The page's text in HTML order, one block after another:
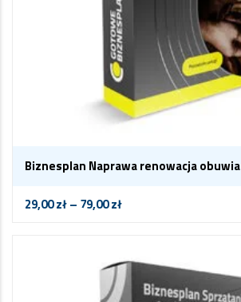
Biznesplan Naprawa renowacja obuwia
29,00zł– 79,00zł